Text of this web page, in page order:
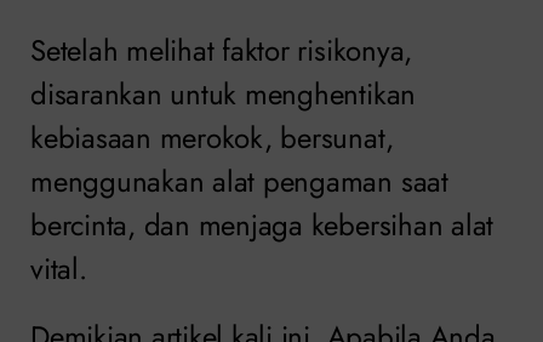
Setelah melihat faktor risikonya,
disarankan untuk menghentikan
kebiasaan merokok, bersunat,
menggunakan alat pengaman saat
bercinta, dan menjaga kebersihan alat
vital.